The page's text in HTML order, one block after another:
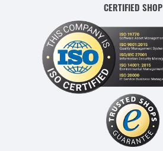
CERTIFIED SHOP